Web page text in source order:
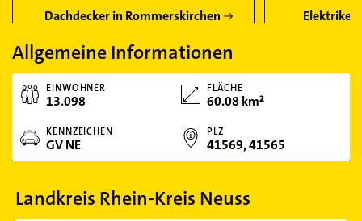
Dachdecker in Rommerskirchen Elektriker
Allgemeine Informationen
EINWOHNER
13.098
FLÄCHE
60.08 km²
KENNZEICHEN
GV NE
PLZ
41569, 41565
Landkreis Rhein-Kreis Neuss